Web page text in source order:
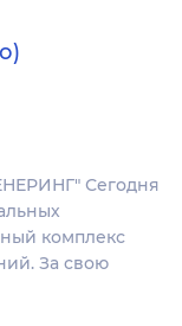
Сегодня
комплекс
За свою